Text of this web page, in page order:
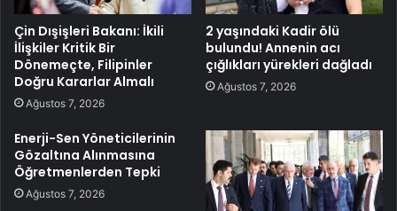
Çin Dışişleri Bakanı: İkili
İlişkiler Kritik Bir
Dönemeçte, Filipinler
Doğru Kararlar Almalı
Ağustos 7, 2026
2 yaşındaki Kadir ölü
bulundu! Annenin acı
çığlıkları yürekleri dağladı
Ağustos 7, 2026
Enerji-Sen Yöneticilerinin
Gözaltına Alınmasına
Öğretmenlerden Tepki
Ağustos 7, 2026